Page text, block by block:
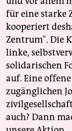
für eine starke
kooperiert
Zentrum". Die
linke,
solidarischen
auf. Eine
zugänglichen
auch? Dann